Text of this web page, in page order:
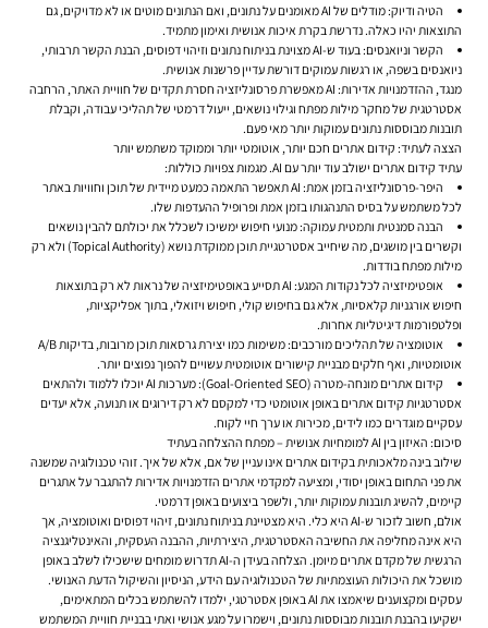
הטיה ודיוק:
מודלים של AI מאומנים על נתונים, ואם הנתונים מוטים או לא מדויקים, גם
התוצאות יהיו כאלה. נדרשת בקרת איכות אנושית ואימון מתמיד.
הקשר וניואנסים:
בעוד ש-AI מצוינת בניתוח נתונים וזיהוי דפוסים, הבנת הקשר תרבותי,
ניואנסים בשפה, או רגשות עמוקים דורשת עדיין פרשנות אנושית.
מנגד, ההזדמנויות אדירות: AI מאפשרת
פרסונליזציה חסרת תקדים של חוויית האתר, הרחבה
אסטרטגית של מחקר מילות מפתח וגילוי נושאים, ייעול דרמטי של תהליכי עבודה, וקבלת
תובנות מבוססות נתונים עמוקות יותר מאי פעם.
הצצה לעתיד: קידום אתרים חכם יותר, אוטומטי יותר וממוקד משתמש יותר
עתיד קידום אתרים ישולב עוד יותר עם AI. מגמות צפויות כוללות:
היפר-פרסונליזציה בזמן אמת:
AI תאפשר התאמה כמעט מיידית של תוכן וחוויות באתר
לכל משתמש על בסיס התנהגותו בזמן אמת ופרופיל ההעדפות שלו.
הבנה סמנטית ותמטית עמוקה:מנועי חיפוש ימשיכו לשכלל את יכולתם להבין נושאים
וקשרים בין מושגים, מה שיחייב אסטרטגיית תוכן ממוקדת נושא (Topical Authority) ולא רק
מילות מפתח בודדות.
אופטימיזציה לכל נקודות המגע:
AI תסייע באופטימיזציה של נראות לא רק בתוצאות
חיפוש אורגניות קלאסיות, אלא גם בחיפוש קולי, חיפוש ויזואלי, בתוך אפליקציות,
ופלטפורמות דיגיטליות אחרות.
אוטומציה של תהליכים מורכבים:
משימות כמו יצירת גרסאות תוכן מרובות, בדיקות A/B
אוטומטיות, ואף חלקים מבניית קישורים אוטומטית עשויים להפוך נפוצים יותר.
קידום אתרים מונחה-מטרה (Goal-Oriented SEO):
מערכות AI יוכלו ללמוד ולהתאים
אסטרטגיות קידום אתרים באופן אוטומטי כדי למקסם לא רק דירוגים או תנועה, אלא יעדים
עסקיים מוגדרים כמו לידים, מכירות או ערך חיי לקוח.
סיכום: האיזון בין AI למומחיות אנושית – מפתח ההצלחה בעתיד
שילוב בינה מלאכותית בקידום אתרים אינו עניין של אם, אלא של איך. זוהי טכנולוגיה שמשנה
את פני התחום באופן יסודי, ומציעה למקדמי אתרים הזדמנויות אדירות להתגבר על אתגרים
קיימים, להשיג תובנות עמוקות יותר, ולשפר ביצועים באופן דרמטי.
אולם, חשוב לזכור ש-AI היא כלי. היא מצטיינת בניתוח נתונים, זיהוי דפוסים ואוטומציה, אך
היא אינה מחליפה את החשיבה האסטרטגית, היצירתיות, ההבנה העסקית, והאינטליגנציה
הרגשית של מקדם אתרים מיומן. הצלחה בעידן ה-AI תדרוש מומחים שישכילו לשלב באופן
מושכל את היכולות העוצמתיות של הטכנולוגיה עם הידע, הניסיון והשיקול הדעת האנושי.
עסקים ומקצוענים שיאמצו את AI באופן אסטרטגי, ילמדו להשתמש בכלים המתאימים,
ישקיעו בהבנת תובנות מבוססות נתונים, וישמרו על מגע אנושי ואתי בבניית חוויית המשתמש